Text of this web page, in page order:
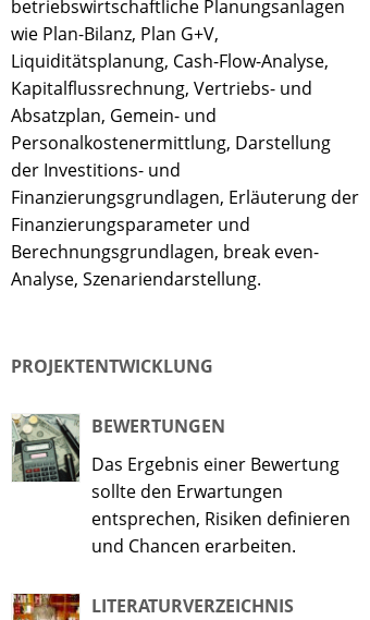
betriebswirtschaftliche Planungsanlagen
wie Plan-Bilanz, Plan G+V,
Liquiditätsplanung, Cash-Flow-Analyse,
Kapitalflussrechnung, Vertriebs- und
Absatzplan, Gemein- und
Personalkostenermittlung, Darstellung
der Investitions- und
Finanzierungsgrundlagen, Erläuterung der
Finanzierungsparameter und
Berechnungsgrundlagen, break even-
Analyse, Szenariendarstellung.
PROJEKTENTWICKLUNG
BEWERTUNGEN
Das Ergebnis einer Bewertung
sollte den Erwartungen
entsprechen, Risiken definieren
und Chancen erarbeiten.
LITERATURVERZEICHNIS